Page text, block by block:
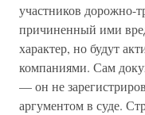
участников дорожно-
причиненный ими
характер, но будут
компаниями. Сам
— он не
аргументом в суде.